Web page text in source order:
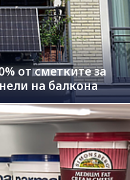
от сметките за
на балкона